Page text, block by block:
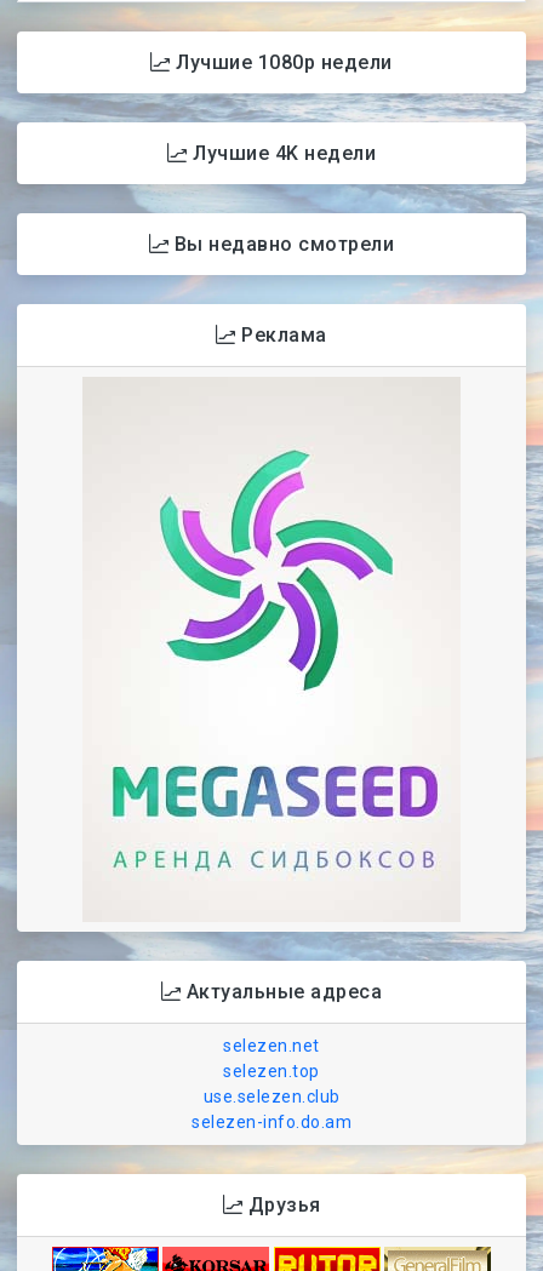
Лучшие 1080p недели
Лучшие 4K недели
Вы недавно смотрели
Реклама
Актуальные адреса
selezen.net
selezen.top
use.selezen.club
selezen-info.do.am
Друзья